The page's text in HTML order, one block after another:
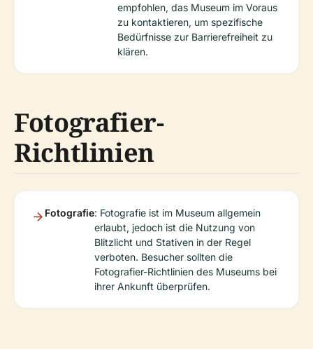
empfohlen, das Museum im Voraus
zu kontaktieren, um spezifische
Bedürfnisse zur Barrierefreiheit zu
klären.
Fotografier-
Richtlinien
Fotografie: Fotografie ist im Museum allgemein
erlaubt, jedoch ist die Nutzung von
Blitzlicht und Stativen in der Regel
verboten. Besucher sollten die
Fotografier-Richtlinien des Museums bei
ihrer Ankunft überprüfen.